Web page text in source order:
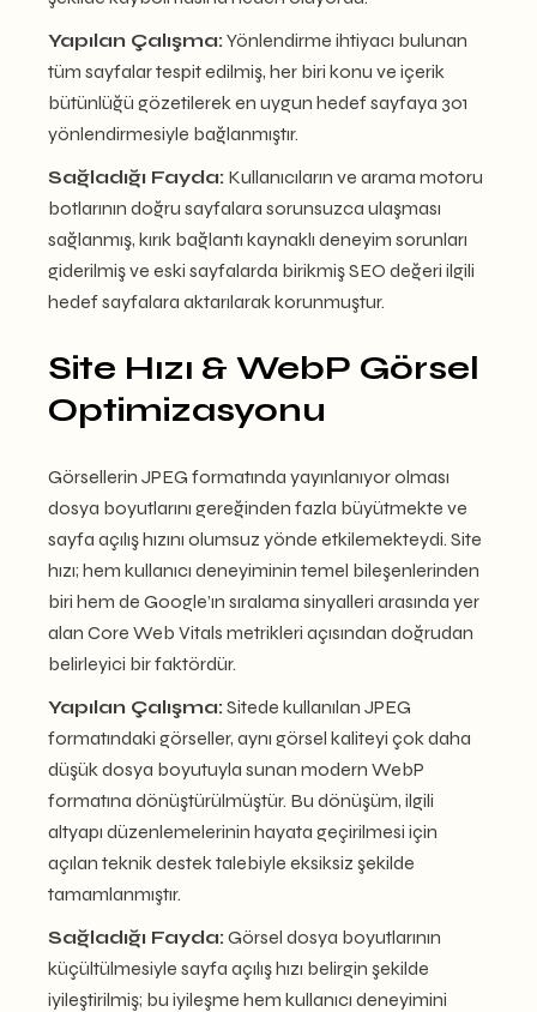
Yapılan Çalışma: Yönlendirme ihtiyacı bulunan
tüm sayfalar tespit edilmiş, her biri konu ve içerik
bütünlüğü gözetilerek en uygun hedef sayfaya 301
yönlendirmesiyle bağlanmıştır.
Sağladığı Fayda: Kullanıcıların ve arama motoru
botlarının doğru sayfalara sorunsuzca ulaşması
sağlanmış, kırık bağlantı kaynaklı deneyim sorunları
giderilmiş ve eski sayfalarda birikmiş SEO değeri ilgili
hedef sayfalara aktarılarak korunmuştur.
Site Hızı & WebP Görsel
Optimizasyonu
Görsellerin JPEG formatında yayınlanıyor olması
dosya boyutlarını gereğinden fazla büyütmekte ve
sayfa açılış hızını olumsuz yönde etkilemekteydi. Site
hızı; hem kullanıcı deneyiminin temel bileşenlerinden
biri hem de Google’ın sıralama sinyalleri arasında yer
alan Core Web Vitals metrikleri açısından doğrudan
belirleyici bir faktördür.
Yapılan Çalışma: Sitede kullanılan JPEG
formatındaki görseller, aynı görsel kaliteyi çok daha
düşük dosya boyutuyla sunan modern WebP
formatına dönüştürülmüştür. Bu dönüşüm, ilgili
altyapı düzenlemelerinin hayata geçirilmesi için
açılan teknik destek talebiyle eksiksiz şekilde
tamamlanmıştır.
Sağladığı Fayda: Görsel dosya boyutlarının
küçültülmesiyle sayfa açılış hızı belirgin şekilde
iyileştirilmiş; bu iyileşme hem kullanıcı deneyimini